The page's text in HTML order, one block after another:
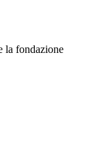
la fondazione